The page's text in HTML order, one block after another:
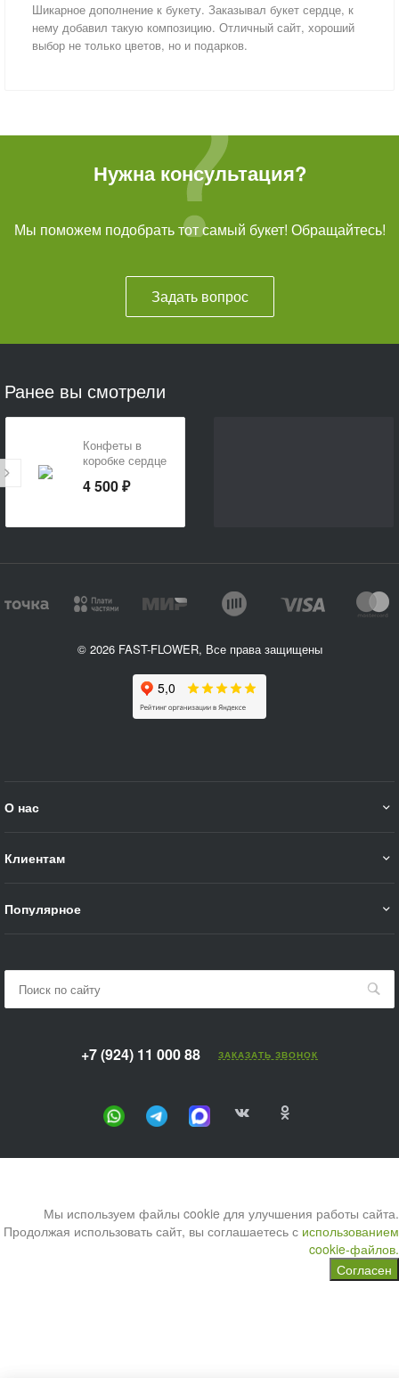
Шикарное дополнение к букету. Заказывал букет сердце, к
нему добавил такую композицию. Отличный сайт, хороший
выбор не только цветов, но и подарков.
Нужна консультация?
Мы поможем подобрать тот самый букет! Обращайтесь!
Задать вопрос
Ранее вы смотрели
Конфеты в
коробке сердце
сердце»
4 500 ₽
© 2026 FAST-FLOWER, Все права защищены
О нас
Клиентам
Популярное
+7 (924) 11 000 88 ЗАКАЗАТЬ ЗВОНОК
Мы используем файлы cookie для улучшения работы сайта.
Продолжая использовать сайт, вы соглашаетесь с использованием
cookie-файлов.
Согласен